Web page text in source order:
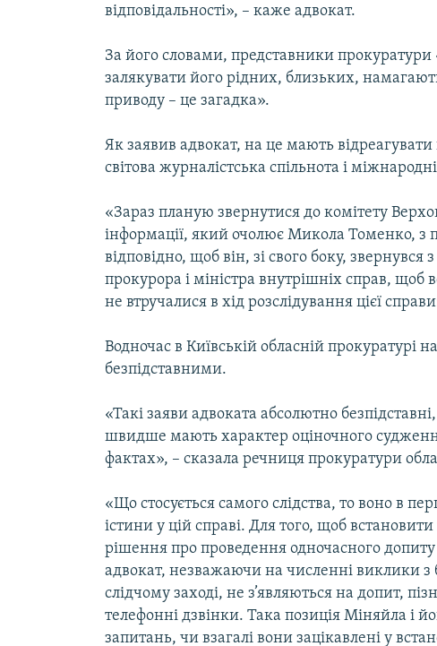
відповідальності», – каже адвокат.
За його словами, представники
залякувати його рідних, близьких,
приводу – це загадка».
Як заявив адвокат, на це мають
світова журналістська спільнота і
«Зараз планую звернутися до комітету
інформації, який очолює Микола Томенко, з
відповідно, щоб він, зі свого боку, звернувся
прокурора і міністра внутрішніх справ,
не втручалися в хід розслідування цієї
Водночас в Київській обласній прокуратурі
безпідставними.
«Такі заяви адвоката абсолютно
швидше мають характер оціночного
фактах», – сказала речниця прокуратури
«Що стосується самого слідства, то воно в
істини у цій справі. Для того, щоб
рішення про проведення одночасного допиту
адвокат, незважаючи на численні виклики з
слідчому заході, не з’являються на допит,
телефонні дзвінки. Така позиція Міняйла і
запитань, чи взагалі вони зацікавлені у